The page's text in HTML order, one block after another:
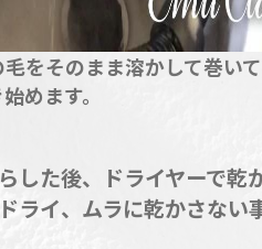
をそのまま溶かして巻い
めます。
した後、ドライヤーで乾
ライ、ムラに乾かさない